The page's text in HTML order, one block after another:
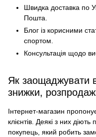
Швидка доставка по
Пошта.
Блог із корисними
спортом.
Консультація щодо
Як заощаджувати
знижки,
Інтернет-магазин
клієнтів. Деякі з них
покупець, який робить